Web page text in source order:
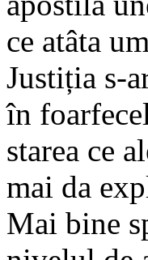
ce atâta
Justiția s-
în
starea ce
mai da
Mai bine